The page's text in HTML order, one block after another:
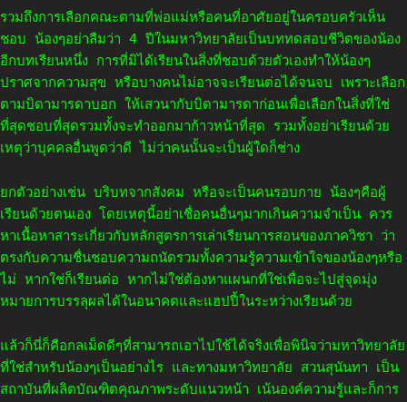
รวมถึงการเลือกคณะตามที่พ่อแม่หรือคนที่อาศัยอยู่ในครอบครัวเห็น
ชอบ น้องๆอย่าลืมว่า 4 ปีในมหาวิทยาลัยเป็นบททดสอบชีวิตของน้อง
อีกบทเรียนหนึ่ง การที่มิได้เรียนในสิ่งที่ชอบด้วยตัวเองทำให้น้องๆ
ปราศจากความสุข หรือบางคนไม่อาจจะเรียนต่อได้จนจบ เพราะเลือก
ตามบิดามารดาบอก ให้เสวนากับบิดามารดาก่อนเพื่อเลือกในสิ่งที่ใช่
ที่สุดชอบที่สุดรวมทั้งจะทำออกมาก้าวหน้าที่สุด รวมทั้งอย่าเรียนด้วย
เหตุว่าบุคคลอื่นพูดว่าดี ไม่ว่าคนนั้นจะเป็นผู้ใดก็ช่าง
ยกตัวอย่างเช่น บริบทจากสังคม หรือจะเป็นคนรอบกาย น้องๆคือผู้
เรียนด้วยตนเอง โดยเหตุนี้อย่าเชื่อคนอื่นๆมากเกินความจำเป็น ควร
หาเนื้อหาสาระเกี่ยวกับหลักสูตรการเล่าเรียนการสอนของภาควิชา ว่า
ตรงกับความชื่นชอบความถนัดรวมทั้งความรู้ความเข้าใจของน้องๆหรือ
ไม่ หากใช่ก็เรียนต่อ หากไม่ใช่ต้องหาแผนกที่ใช่เพื่อจะไปสู่จุดมุ่ง
หมายการบรรลุผลได้ในอนาคตและแฮปปี้ในระหว่างเรียนด้วย
แล้วก็นี่ก็คือกลเม็ดดีๆที่สามารถเอาไปใช้ได้จริงเพื่อพินิจว่ามหาวิทยาลัย
ที่ใช่สำหรับน้องๆเป็นอย่างไร และทางมหาวิทยาลัย สวนสุนันทา เป็น
สถาบันที่ผลิตบัณฑิตคุณภาพระดับแนวหน้า เน้นองค์ความรู้และก็การ